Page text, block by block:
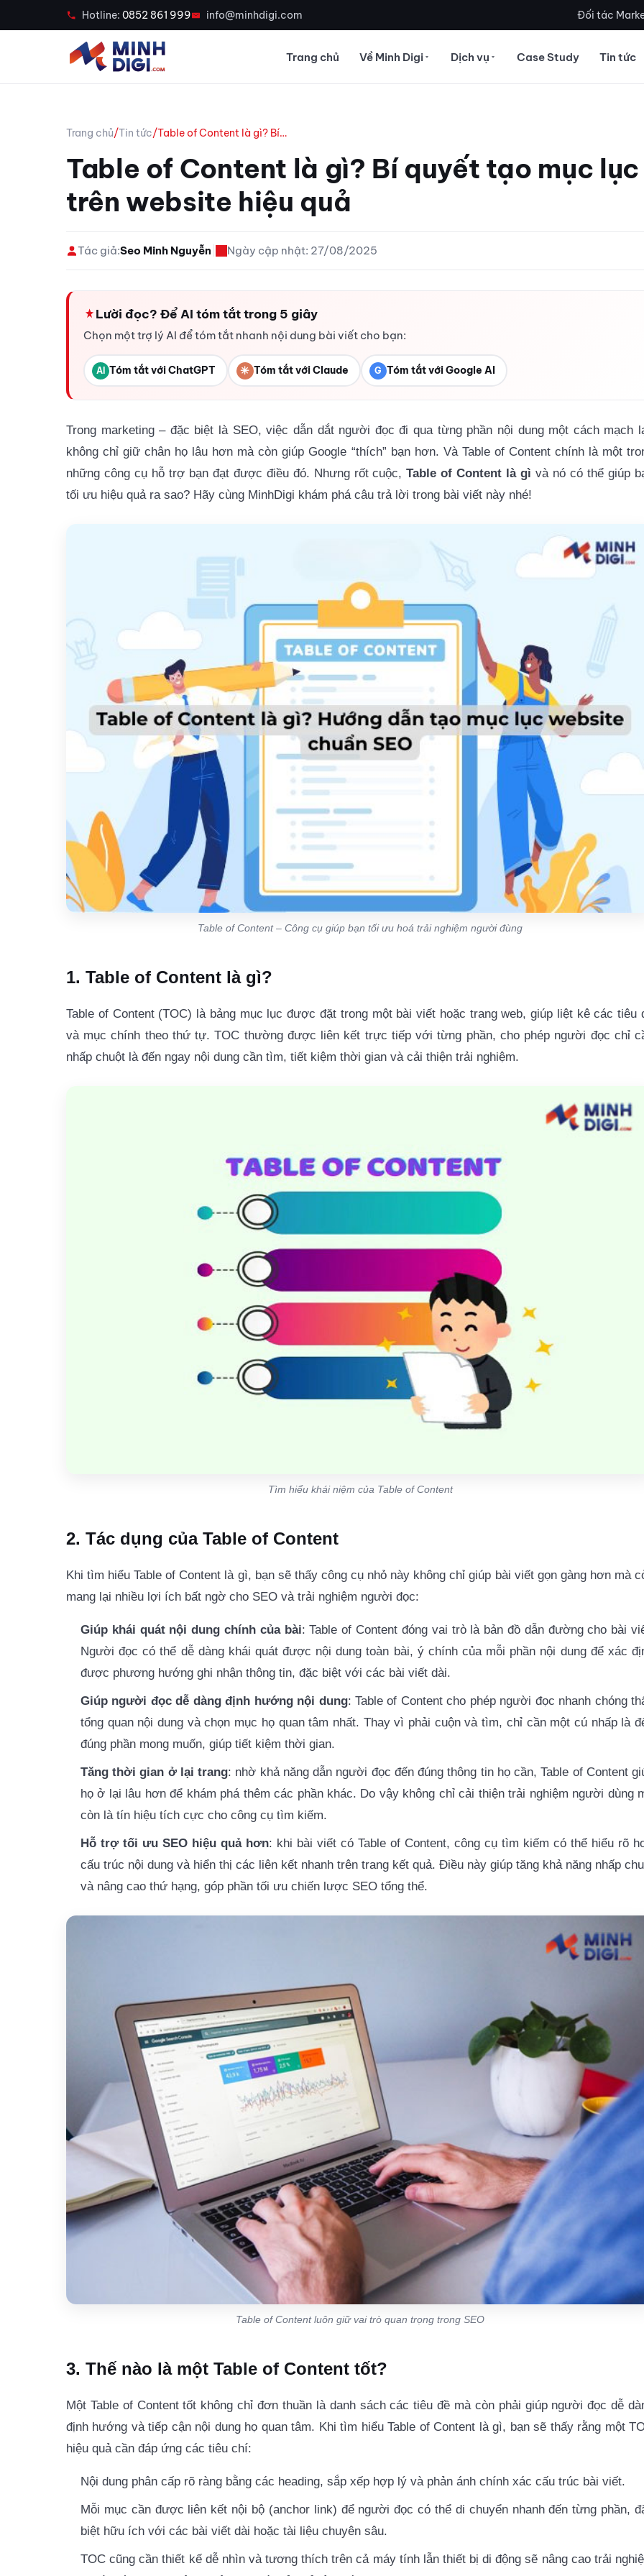
Hotline: 0852 861 999 info@minhdigi.com Đối tác
Trang chủ Về Minh Digi Dịch vụ Case Study Tin tức
Trang chủ/Tin tức/Table of Content là gì? Bí…
Table of Content là gì? Bí quyết tạo mục lục
trên website hiệu quả
Tác giả:Seo Minh Nguyễn Ngày cập nhật: 27/08/2025
Lười đọc? Để AI tóm tắt trong 5 giây
Chọn một trợ lý AI để tóm tắt nhanh nội dung bài viết cho bạn:
AI Tóm tắt với ChatGPT ✳ Tóm tắt với Claude G Tóm tắt với Google AI
Trong marketing – đặc biệt là SEO, việc dẫn dắt người đọc đi qua từng phần nội dung một cách mạch
không chỉ giữ chân họ lâu hơn mà còn giúp Google “thích” bạn hơn. Và Table of Content chính là một
những công cụ hỗ trợ bạn đạt được điều đó. Nhưng rốt cuộc,Table of Content là gì và nó có thể giúp
tối ưu hiệu quả ra sao? Hãy cùng MinhDigi khám phá câu trả lời trong bài viết này nhé!
Table of Content – Công cụ giúp bạn tối ưu hoá trải nghiệm người đùng
1. Table of Content là gì?
Table of Content (TOC) là bảng mục lục được đặt trong một bài viết hoặc trang web, giúp liệt kê các tiêu
và mục chính theo thứ tự. TOC thường được liên kết trực tiếp với từng phần, cho phép người đọc chỉ
nhấp chuột là đến ngay nội dung cần tìm, tiết kiệm thời gian và cải thiện trải nghiệm.
Tìm hiểu khái niệm của Table of Content
2. Tác dụng của Table of Content
Khi tìm hiểu Table of Content là gì, bạn sẽ thấy công cụ nhỏ này không chỉ giúp bài viết gọn gàng hơn mà
mang lại nhiều lợi ích bất ngờ cho SEO và trải nghiệm người đọc:
Giúp khái quát nội dung chính của bài: Table of Content đóng vai trò là bản đồ dẫn đường cho bài
Người đọc có thể dễ dàng khái quát được nội dung toàn bài, ý chính của mỗi phần nội dung để xác
được phương hướng ghi nhận thông tin, đặc biệt với các bài viết dài.
Giúp người đọc dễ dàng định hướng nội dung: Table of Content cho phép người đọc nhanh chóng
tổng quan nội dung và chọn mục họ quan tâm nhất. Thay vì phải cuộn và tìm, chỉ cần một cú nhấp là
đúng phần mong muốn, giúp tiết kiệm thời gian.
Tăng thời gian ở lại trang: nhờ khả năng dẫn người đọc đến đúng thông tin họ cần, Table of Content
họ ở lại lâu hơn để khám phá thêm các phần khác. Do vậy không chỉ cải thiện trải nghiệm người dùng
còn là tín hiệu tích cực cho công cụ tìm kiếm.
Hỗ trợ tối ưu SEO hiệu quả hơn: khi bài viết có Table of Content, công cụ tìm kiếm có thể hiểu rõ
cấu trúc nội dung và hiển thị các liên kết nhanh trên trang kết quả. Điều này giúp tăng khả năng nhấp
và nâng cao thứ hạng, góp phần tối ưu chiến lược SEO tổng thể.
Table of Content luôn giữ vai trò quan trọng trong SEO
3. Thế nào là một Table of Content tốt?
Một Table of Content tốt không chỉ đơn thuần là danh sách các tiêu đề mà còn phải giúp người đọc dễ
định hướng và tiếp cận nội dung họ quan tâm. Khi tìm hiểuTable of Content là gì, bạn sẽ thấy rằng một
hiệu quả cần đáp ứng các tiêu chí:
Nội dung phân cấp rõ ràng bằng các heading, sắp xếp hợp lý và phản ánh chính xác cấu trúc bài viết.
Mỗi mục cần được liên kết nội bộ (anchor link) để người đọc có thể di chuyển nhanh đến từng phần,
biệt hữu ích với các bài viết dài hoặc tài liệu chuyên sâu.
TOC cũng cần thiết kế dễ nhìn và tương thích trên cả máy tính lẫn thiết bị di động sẽ nâng cao trải